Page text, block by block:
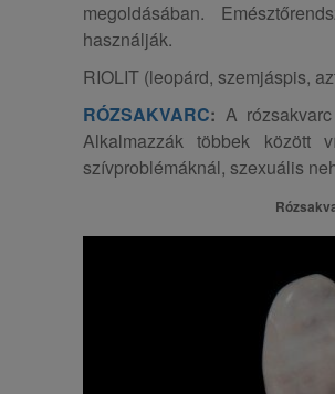
megoldásában.
használják.
RIOLIT (leopárd, szemjáspis,
RÓZSAKVARC: A
Alkalmazzák többek között
szívproblémáknál, szexuális